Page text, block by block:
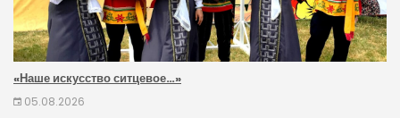
«Наше искусство ситцевое…»
05.08.2026